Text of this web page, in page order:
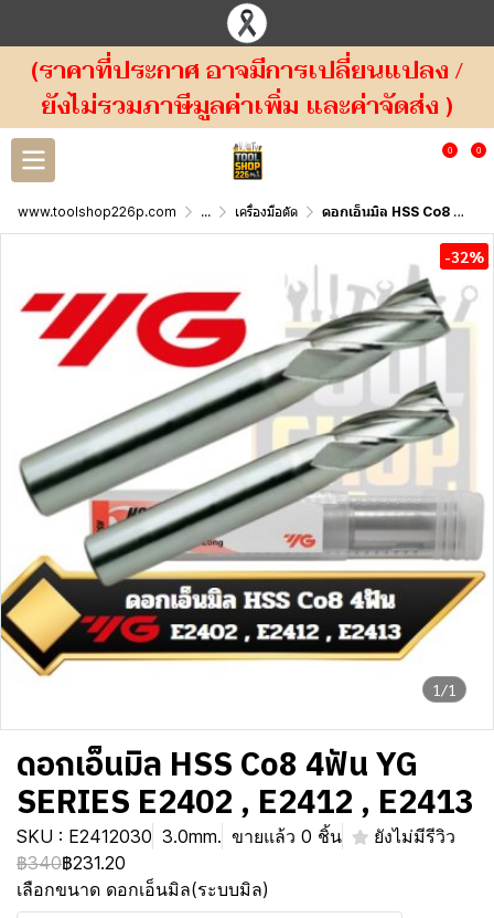
(ราคาที่ประกาศ อาจมีการเปลี่ยนแปลง /
ยังไม่รวมภาษีมูลค่าเพิ่ม และค่าจัดส่ง )
0 0
www.toolshop226p.com ... เครื่องมือตัด ดอกเอ็นมิล HSS Co8 4ฟัน YG SERIES E2402 , E2412 , E2413
1/1
-32%
ดอกเอ็นมิล HSS Co8 4ฟัน YG
SERIES E2402 , E2412 , E2413
SKU : E2412030 3.0mm. ขายแล้ว 0 ชิ้น
ยังไม่มีรีวิว
฿340฿231.20
เลือกขนาด ดอกเอ็นมิล(ระบบมิล)